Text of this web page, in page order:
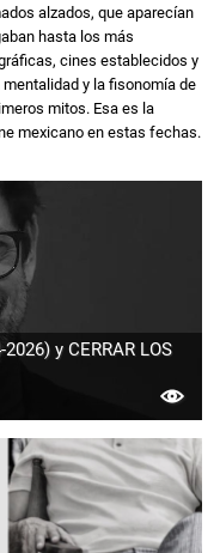
alzados, que aparecían
hasta los más
cines establecidos y
y la fisonomía de
mitos. Esa es la
mexicano en estas fechas.
y CERRAR LOS